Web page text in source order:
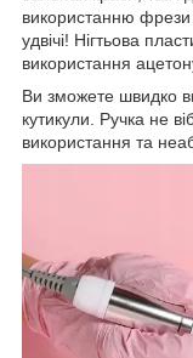
використанню
удвічі! Нігтьова
використання
Ви зможете швидко
кутикули. Ручка не
використання та